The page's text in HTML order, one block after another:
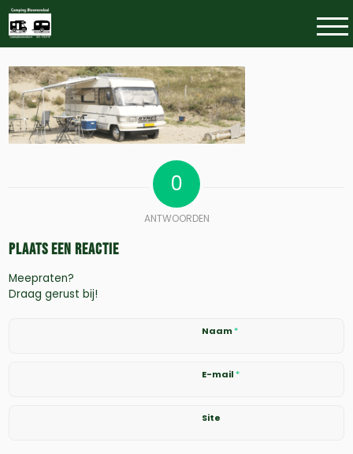
0
ANTWOORDEN
Plaats een Reactie
Meepraten?
Draag gerust bij!
Naam*
E-mail*
Site